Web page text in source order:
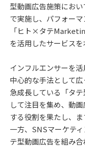
型動画広告施策にお
で実施し、パフォー
「ヒト×タテ
を活用したサービスを
インフルエンサーを
中心的な手法として
急成長している「タ
して注目を集め、動
する役割を果たし、ま
一方、SNSマーケテ
テ型動画広告を組み